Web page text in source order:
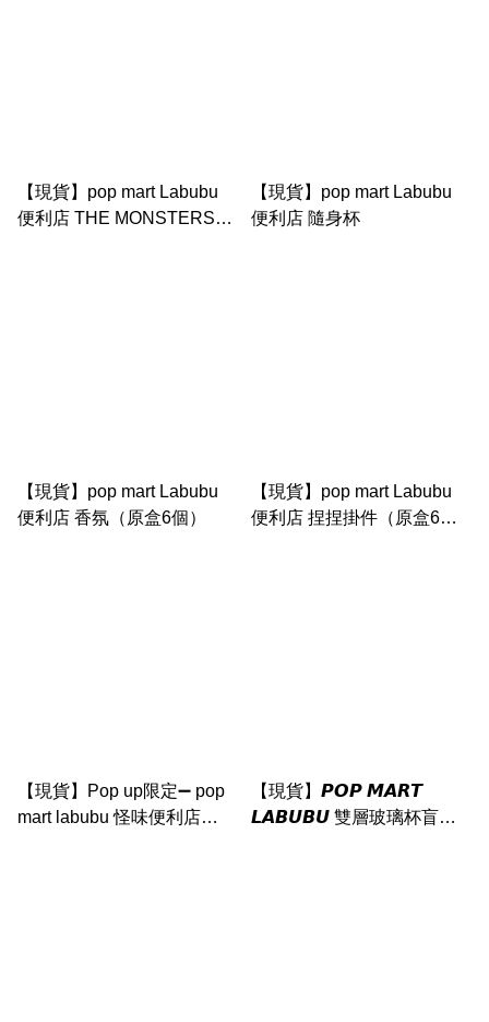
【現貨】pop mart Labubu
便利店 THE MONSTERS怪
【現貨】pop mart Labubu
便利店 隨身杯
【現貨】pop mart Labubu
便利店 香氛（原盒6個）
【現貨】pop mart Labubu
便利店 捏捏掛件（原盒6
【現貨】Pop up限定➖ pop
mart labubu 怪味便利店
【現貨】𝙋𝙊𝙋 𝙈𝘼𝙍𝙏
𝙇𝘼𝘽𝙐𝘽𝙐 雙層玻璃杯盲盒